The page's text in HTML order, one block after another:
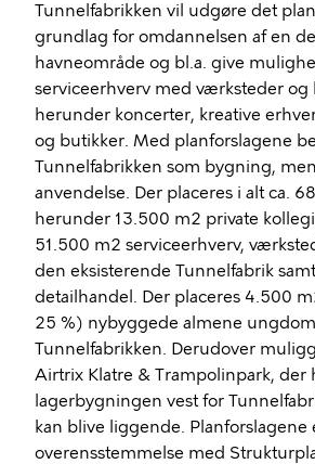
Tunnelfabrikken vil udgøre det
grundlag for omdannelsen af en
havneområde og bl.a. give
serviceerhverv med værksteder og
herunder koncerter, kreative
og butikker. Med planforslagene
Tunnelfabrikken som bygning,
anvendelse. Der placeres i alt ca.
herunder 13.500 m2 private
51.500 m2 serviceerhverv,
den eksisterende Tunnelfabrik
detailhandel. Der placeres 4.500
25 %) nybyggede almene
Tunnelfabrikken. Derudover
Airtrix Klatre & Trampolinpark, der
lagerbygningen vest for
kan blive liggende. Planforslagene
overensstemmelse med